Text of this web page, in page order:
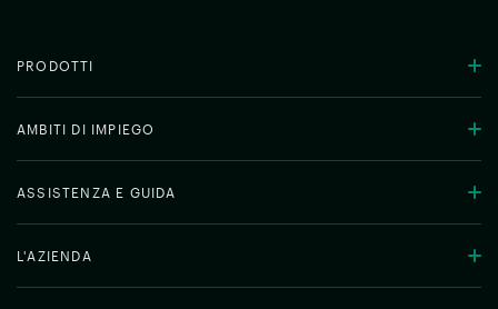
PRODOTTI
AMBITI DI IMPIEGO
ASSISTENZA E GUIDA
L'AZIENDA